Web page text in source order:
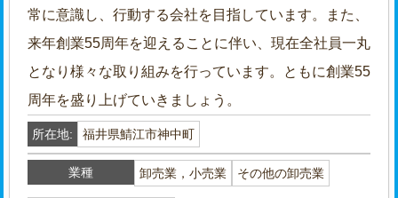
常に意識し、行動する会社を目指しています。また、
来年創業55周年を迎えることに伴い、現在全社員一丸
となり様々な取り組みを行っています。ともに創業55
周年を盛り上げていきましょう。
所在地: 福井県鯖江市神中町
業種 卸売業，小売業 その他の卸売業